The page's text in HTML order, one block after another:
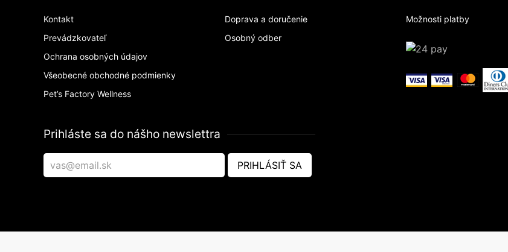
Kontakt
Prevádzkovateľ
Ochrana osobných údajov
Všeobecné obchodné podmienky
Pet’s Factory Wellness
Doprava a doručenie
Osobný odber
Možnosti platby
Prihláste sa do nášho newslettra
PRIHLÁSIŤ SA